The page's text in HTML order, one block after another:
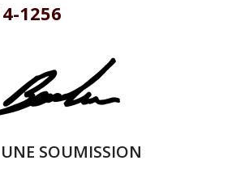
1256
SOUMISSION